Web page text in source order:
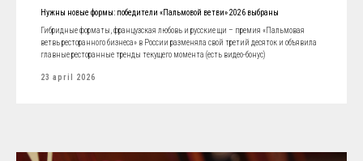
Нужны новые формы: победители «Пальмовой ветви» 2026 выбраны
Гибридные форматы, французская любовь и русские щи – премия «Пальмовая
ветвь ресторанного бизнеса» в России разменяла свой третий десяток и объявила
главные ресторанные тренды текущего момента (есть видео-бонус)
23 april 2026